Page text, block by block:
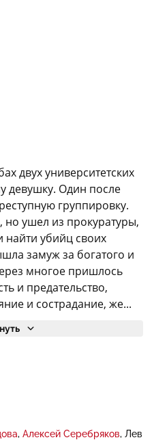
двух университетских
девушку. Один после
группировку.
но ушел из прокуратуры,
найти убийц своих
замуж за богатого и
многое пришлось
и предательство,
и сострадание, же...
Алексей Серебряков Лев